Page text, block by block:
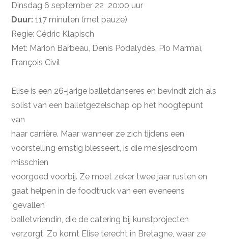
Dinsdag 6 september 22 20:00 uur
Duur:117 minuten (met pauze)
Regie: Cédric Klapisch
Met: Marion Barbeau, Denis Podalydès, Pio Marmaï,
François Civil
Elise is een 26-jarige balletdanseres en bevindt zich als
solist van een balletgezelschap op het hoogtepunt
van
haar carrière. Maar wanneer ze zich tijdens een
voorstelling ernstig blesseert, is die meisjesdroom
misschien
voorgoed voorbij. Ze moet zeker twee jaar rusten en
gaat helpen in de foodtruck van een eveneens
‘gevallen’
balletvriendin, die de catering bij kunstprojecten
verzorgt. Zo komt Elise terecht in Bretagne, waar ze